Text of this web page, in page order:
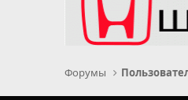
Форумы